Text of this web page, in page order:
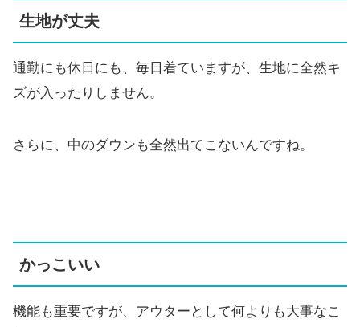
生地が丈夫
通勤にも休日にも、毎日着ていますが、生地に全然キ
ズが入ったりしません。
さらに、中のダウンも全然出てこないんですね。
かっこいい
機能も重要ですが、アウターとして何よりも大事なこ